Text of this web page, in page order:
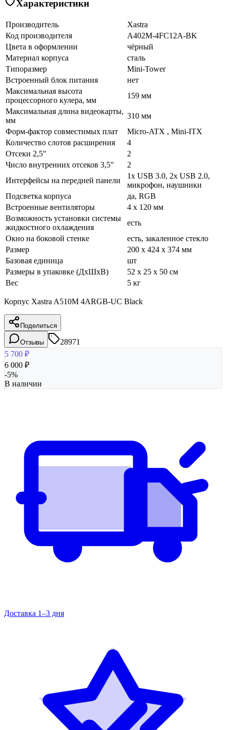
Характеристики
Производитель
Xastra
Код производителя
A402M-4FC12A-BK
Цвета в оформлении
чёрный
Материал корпуса
сталь
Типоразмер
Mini-Tower
Встроенный блок питания
нет
Максимальная высота
процессорного кулера, мм
159 мм
Максимальная длина видеокарты,
мм
310 мм
Форм-фактор совместимых плат
Micro-ATX , Mini-ITX
Количество слотов расширения
4
Отсеки 2,5"
2
Число внутренних отсеков 3,5"
2
Интерфейсы на передней панели
1x USB 3.0, 2x USB 2.0,
микрофон, наушники
Подсветка корпуса
да, RGB
Встроенные вентиляторы
4 x 120 мм
Возможность установки системы
жидкостного охлаждения
есть
Окно на боковой стенке
есть, закаленное стекло
Размер
200 x 424 x 374 мм
Базовая единица
шт
Размеры в упаковке (ДхШхВ)
52 x 25 x 50 см
Вес
5 кг
Корпус Xastra A510M 4ARGB-UC Black
Поделиться
Отзывы
28971
5 700 ₽
6 000 ₽
-5%
В наличии
Доставка 1–3 дня